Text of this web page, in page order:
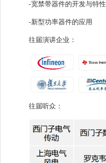
-宽禁带器件的开发与特性
-新型功率器件的应用
往届演讲企业：
往届听众：